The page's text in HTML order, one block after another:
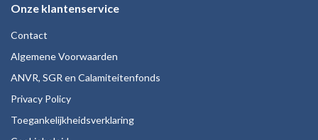
Onze klantenservice
Contact
Algemene Voorwaarden
ANVR, SGR en Calamiteitenfonds
Privacy Policy
Toegankelijkheidsverklaring